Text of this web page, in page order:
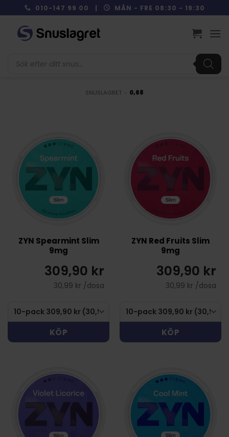
to
content
010-147 99 00 | MÅN - FRE 08:30 - 19:30
SNUSLAGRET 0,68
ZYN Spearmint Slim
9mg
309,90 kr
30,99 kr /dosa
KÖP
ZYN Red Fruits Slim
9mg
309,90 kr
30,99 kr /dosa
KÖP